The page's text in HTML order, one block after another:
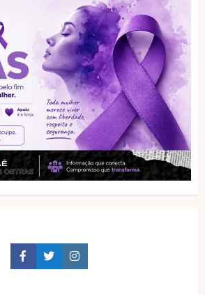
FacebookTwitterInstagram